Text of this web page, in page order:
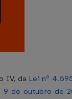
IV, da Lei nº
9 de outubro de